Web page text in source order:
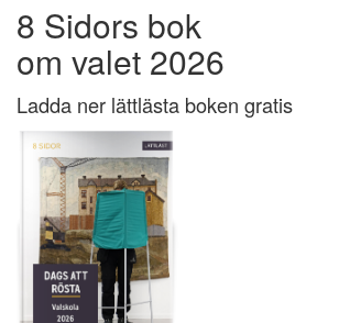
8 Sidors bok
om valet 2026
Ladda ner lättlästa boken gratis